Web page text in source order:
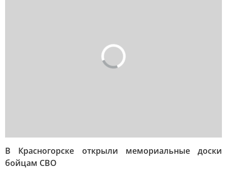
В Красногорске открыли мемориальные доски
бойцам СВО